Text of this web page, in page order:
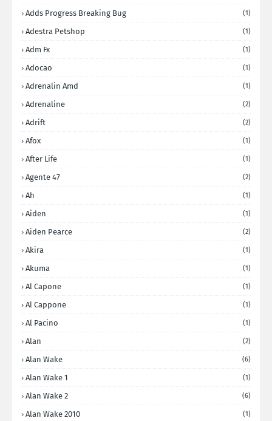
Adds Progress Breaking Bug (1)
Adestra Petshop (1)
Adm Fx (1)
Adocao (1)
Adrenalin Amd (1)
Adrenaline (2)
Adrift (2)
Afox (1)
After Life (1)
Agente 47 (2)
Ah (1)
Aiden (1)
Aiden Pearce (2)
Akira (1)
Akuma (1)
Al Capone (1)
Al Cappone (1)
Al Pacino (1)
Alan (2)
Alan Wake (6)
Alan Wake 1 (1)
Alan Wake 2 (6)
Alan Wake 2010 (1)